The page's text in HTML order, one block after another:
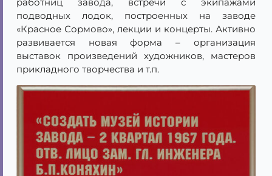
подводных лодок, построенных на заводе
«Красное Сормово», лекции и концерты. Активно
развивается новая форма – организация
выставок произведений художников, мастеров
прикладного творчества и т.п.